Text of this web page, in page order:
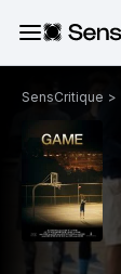
SensCritique >